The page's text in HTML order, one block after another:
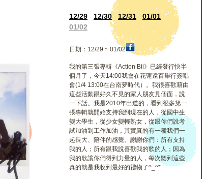
12/29 12/30 12/31
01/01
01/02
日期：12/29 ~ 01/02
我的第三張專輯《Action Bii》已經發行快半
個月了，今天14:00我會在花蓮遠百舉行簽唱
會(1/4 13:00在台南夢時代）。我很喜歡藉由
這些活動跟好久不見的家人朋友見個面，說
一下話。我是2010年出道的，看到很多第一
張專輯就開始支持我到現在的人，從國中生
變大學生，從少女變輕熟女，從跟你們說考
試加油到工作加油，其實真的有一種我們一
起長大、陪伴的感覺。謝謝你們：所有支持
我的人；所有跟我說喜歡我的歌的人；因為
我的歌讓你們得到力量的人，每次聽到這些
真的就是我收到最好的禮物了^_^*